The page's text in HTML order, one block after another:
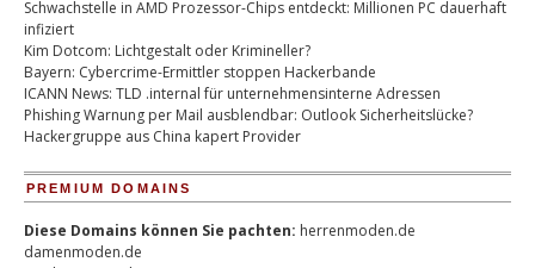
Schwachstelle in AMD Prozessor-Chips entdeckt: Millionen PC dauerhaft
infiziert
Kim Dotcom: Lichtgestalt oder Krimineller?
Bayern: Cybercrime-Ermittler stoppen Hackerbande
ICANN News: TLD .internal für unternehmensinterne Adressen
Phishing Warnung per Mail ausblendbar: Outlook Sicherheitslücke?
Hackergruppe aus China kapert Provider
PREMIUM DOMAINS
Diese Domains können Sie pachten: herrenmoden.de
damenmoden.de